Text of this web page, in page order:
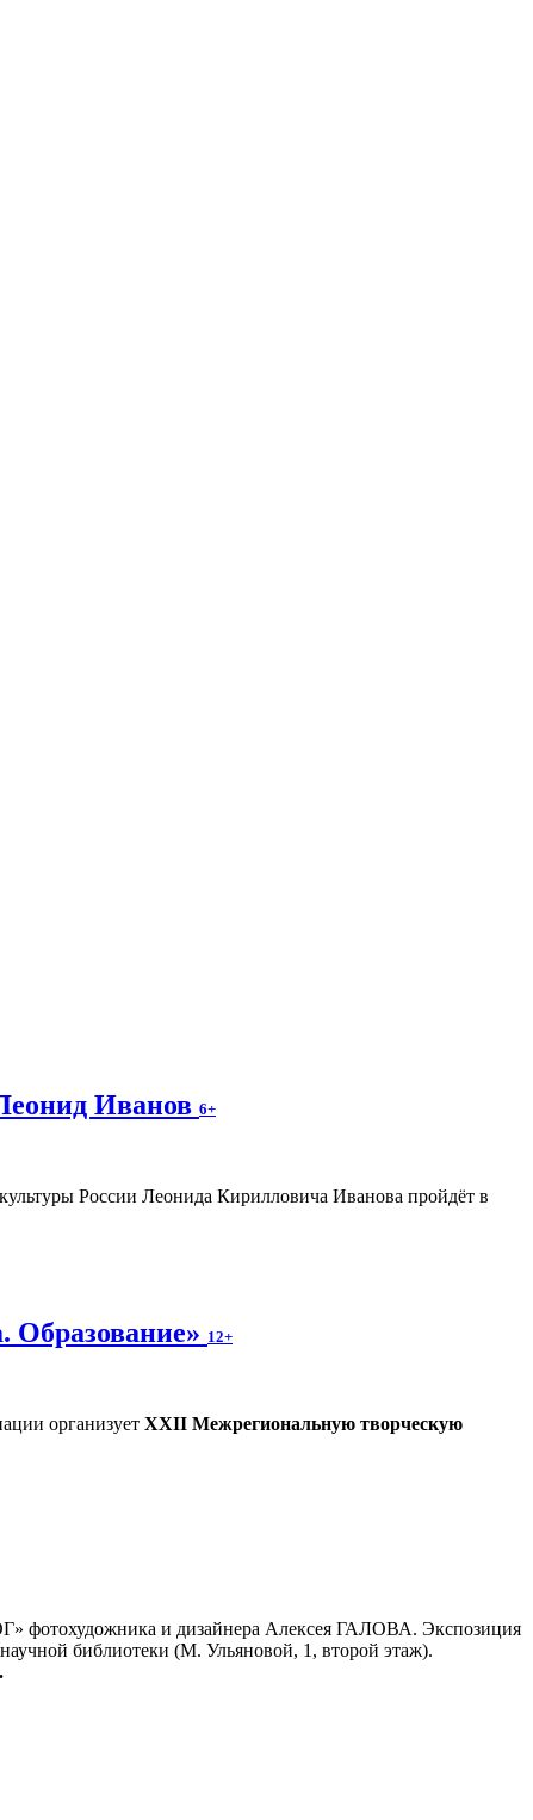
Иванов 6+
России Леонида Кирилловича Иванова пройдёт в
Образование» 12+
организует XXII Межрегиональную творческую
фотохудожника и дизайнера Алексея ГАЛОВА. Экспозиция
библиотеки (М. Ульяновой, 1, второй этаж).